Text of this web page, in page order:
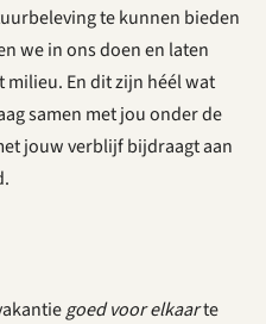
te kunnen bieden
we in ons doen en laten
milieu. En dit zijn héél wat
samen met jou onder de
jouw verblijf bijdraagt aan
goed voor elkaarte